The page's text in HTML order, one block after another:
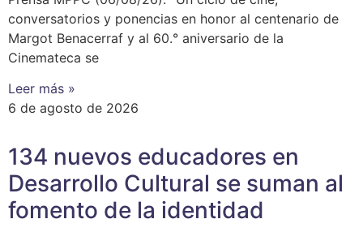
conversatorios y ponencias en honor al centenario de
Margot Benacerraf y al 60.° aniversario de la
Cinemateca se
Leer más »
6 de agosto de 2026
134 nuevos educadores en
Desarrollo Cultural se suman al
fomento de la identidad